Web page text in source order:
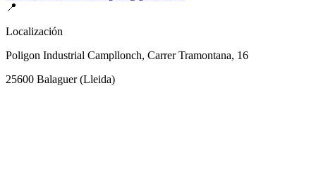
📍
Localización
Poligon Industrial Campllonch, Carrer Tramontana, 16
25600 Balaguer(Lleida)